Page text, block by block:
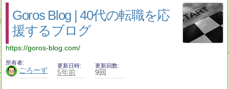
Goros Blog | 40代の転職を応
援するブログ
https://goros-blog.com/
所有者
ごろーず
更新日時
5年前
更新回数
9回